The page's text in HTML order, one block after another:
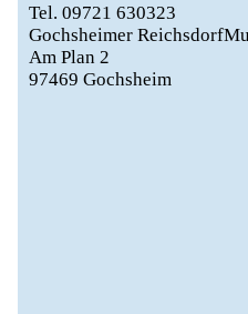
Tel. 09721 630323
Gochsheimer
Am Plan 2
97469 Gochsheim